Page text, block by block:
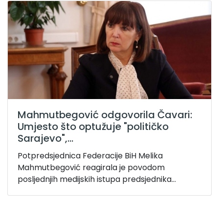
Mahmutbegović odgovorila Čavari:
Umjesto što optužuje "političko
Sarajevo",...
Potpredsjednica Federacije BiH Melika
Mahmutbegović reagirala je povodom
posljednjih medijskih istupa predsjednika...